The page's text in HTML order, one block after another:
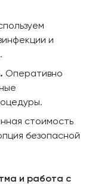
и
Оперативно
стоимость
безопасной
и работа с